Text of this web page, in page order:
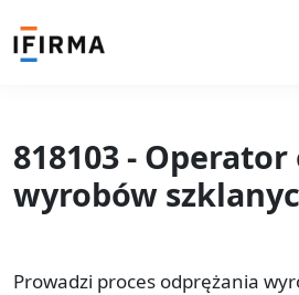
818103 -
wyrobów
Prowadzi proces odprężania